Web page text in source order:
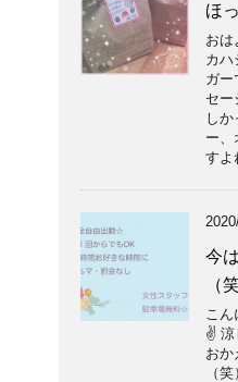
ほ
お
カ
ガー
セー
しか
ー、
すよ
今
（
こ
✌ 涼
お
（